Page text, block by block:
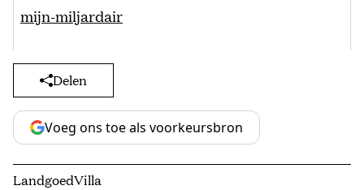
mijn-miljardair
Delen
Voeg ons toe als voorkeursbron
LandgoedVilla